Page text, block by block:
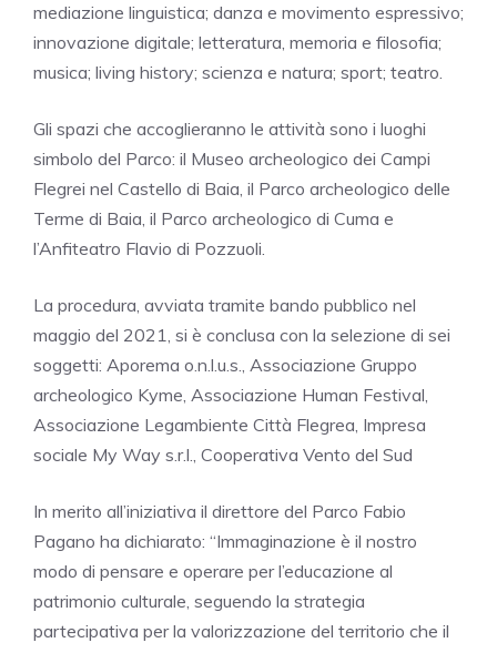
mediazione linguistica; danza e movimento espressivo;
innovazione digitale; letteratura, memoria e filosofia;
musica; living history; scienza e natura; sport; teatro.
Gli spazi che accoglieranno le attività sono i luoghi
simbolo del Parco: il Museo archeologico dei Campi
Flegrei nel Castello di Baia, il Parco archeologico delle
Terme di Baia, il Parco archeologico di Cuma e
l’Anfiteatro Flavio di Pozzuoli.
La procedura, avviata tramite bando pubblico nel
maggio del 2021, si è conclusa con la selezione di sei
soggetti: Aporema o.n.l.u.s., Associazione Gruppo
archeologico Kyme, Associazione Human Festival,
Associazione Legambiente Città Flegrea, Impresa
sociale My Way s.r.l., Cooperativa Vento del Sud
In merito all’iniziativa il direttore del Parco Fabio
Pagano ha dichiarato: “Immaginazione è il nostro
modo di pensare e operare per l’educazione al
patrimonio culturale, seguendo la strategia
partecipativa per la valorizzazione del territorio che il